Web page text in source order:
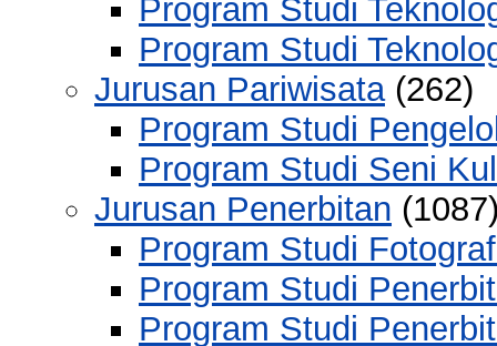
Program Studi
Program Studi
Jurusan Pariwisata(262)
Program Studi
Program Studi Seni
Jurusan Penerbitan
Program Studi
Program Studi
Program Studi